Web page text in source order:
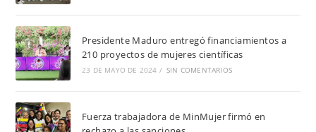
Presidente Maduro entregó financiamientos a
210 proyectos de mujeres científicas
23 DE MAYO DE 2024 / SIN COMENTARIOS
Fuerza trabajadora de MinMujer firmó en